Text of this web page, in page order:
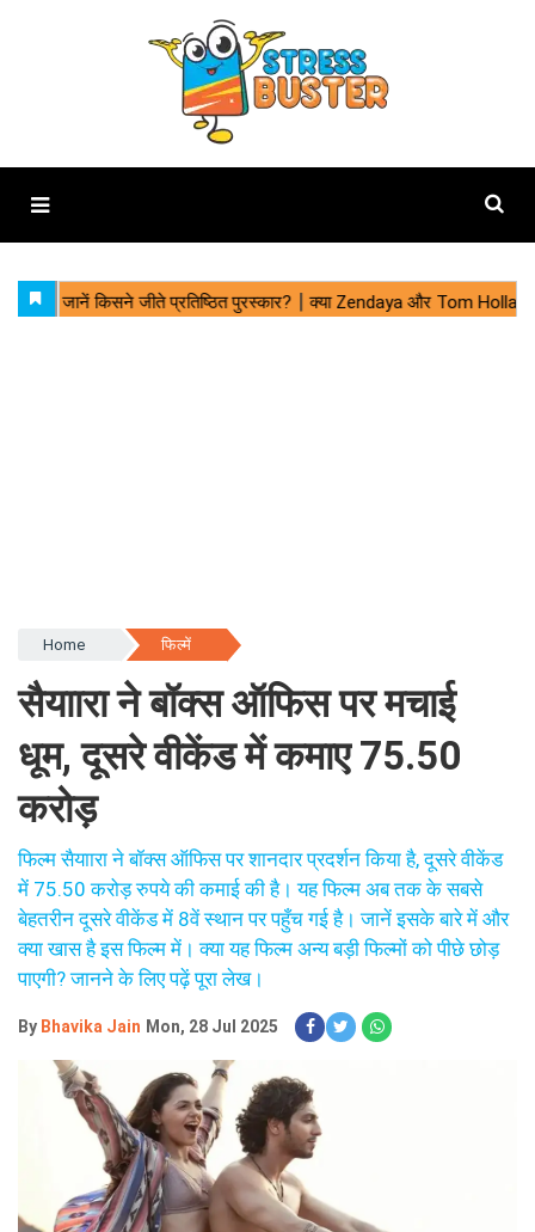
Home फिल्में
सैयाारा ने बॉक्स ऑफिस पर मचाई
धूम, दूसरे वीकेंड में कमाए 75.50
करोड़
फिल्म सैयाारा ने बॉक्स ऑफिस पर शानदार प्रदर्शन किया है, दूसरे वीकेंड
में 75.50 करोड़ रुपये की कमाई की है। यह फिल्म अब तक के सबसे
बेहतरीन दूसरे वीकेंड में 8वें स्थान पर पहुँच गई है। जानें इसके बारे में और
क्या खास है इस फिल्म में। क्या यह फिल्म अन्य बड़ी फिल्मों को पीछे छोड़
पाएगी? जानने के लिए पढ़ें पूरा लेख।
By Bhavika Jain Mon, 28 Jul 2025